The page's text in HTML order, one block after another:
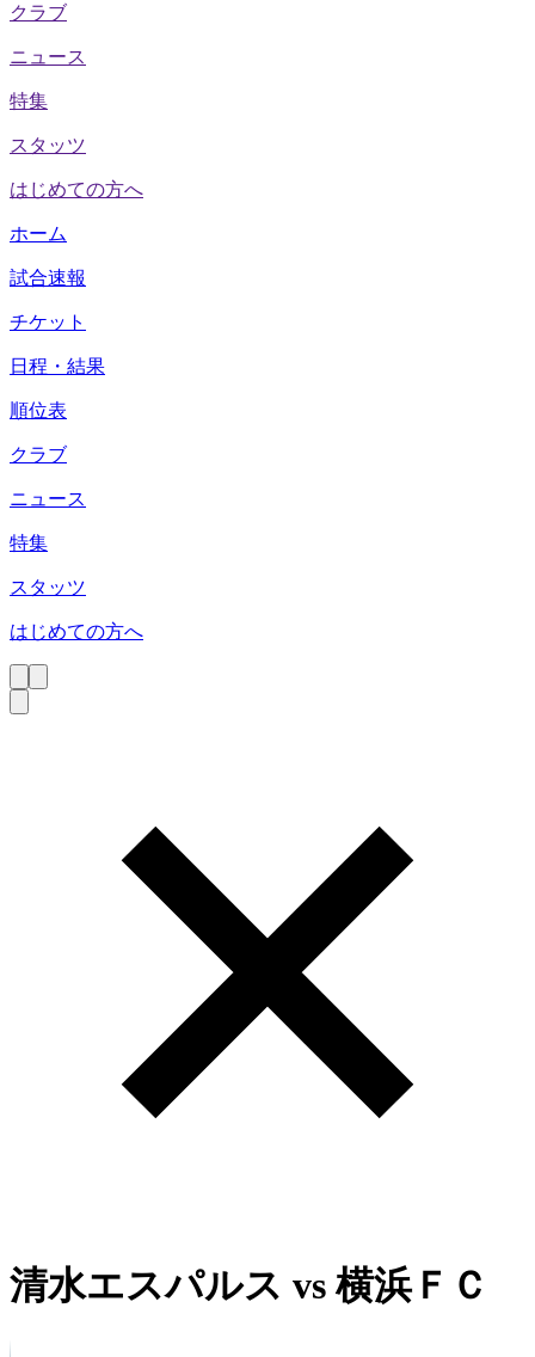
クラブ
ニュース
特集
スタッツ
はじめての方へ
ホーム
試合速報
チケット
日程・結果
順位表
クラブ
ニュース
特集
スタッツ
はじめての方へ
清水エスパルス vs横浜ＦＣ